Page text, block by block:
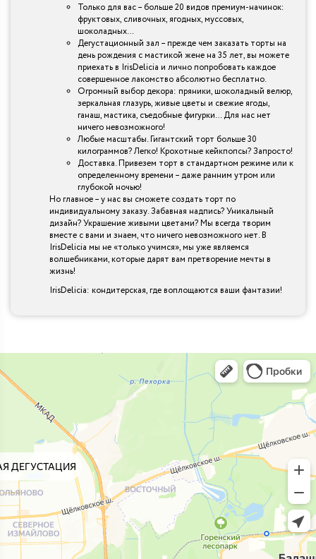
Только для вас – больше 20 видов премиум-начинок:
фруктовых, сливочных, ягодных, муссовых,
шоколадных…
Дегустационный зал – прежде чем заказать торты на
день рождения с мастикой жене на 35 лет, вы можете
приехать в IrisDelicia и лично попробовать каждое
совершенное лакомство абсолютно бесплатно.
Огромный выбор декора: пряники, шоколадный велюр,
зеркальная глазурь, живые цветы и свежие ягоды,
ганаш, мастика, съедобные фигурки… Для нас нет
ничего невозможного!
Любые масштабы. Гигантский торт больше 30
килограммов? Легко! Крохотные кейкпопсы? Запросто!
Доставка. Привезем торт в стандартном режиме или к
определенному времени – даже ранним утром или
глубокой ночью!
Но главное – у нас вы сможете создать торт по
индивидуальному заказу. Забавная надпись? Уникальный
дизайн? Украшение живыми цветами? Мы всегда творим
вместе с вами и знаем, что ничего невозможного нет. В
IrisDelicia мы не «только учимся», мы уже являемся
волшебниками, которые дарят вам претворение мечты в
жизнь!
IrisDelicia: кондитерская, где воплощаются ваши фантазии!